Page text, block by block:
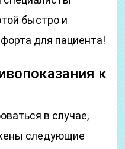
быстро и
для пациента!
к
в случае,
следующие